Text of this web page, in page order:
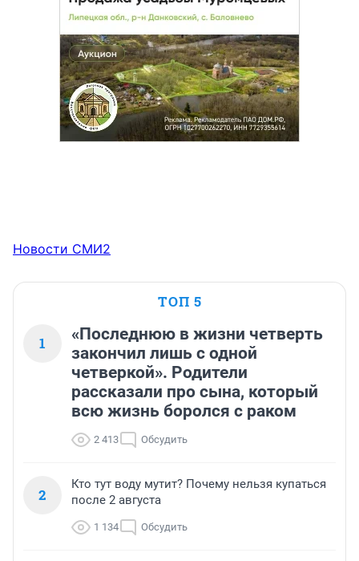
Новости СМИ2
ТОП 5
1
«Последнюю в жизни четверть
закончил лишь с одной
четверкой». Родители
рассказали про сына, который
всю жизнь боролся с раком
2 413 Обсудить
2
Кто тут воду мутит? Почему нельзя купаться
после 2 августа
1 134 Обсудить